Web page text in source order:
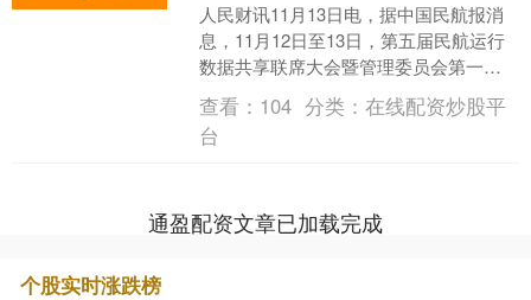
人民财讯11月13日电，据中国民航报消
息，11月12日至13日，第五届民航运行
数据共享联席大会暨管理委员会第一次
会议在西安召开。 经会议审议通过，中
国南方货运航....
查看： 104 分类：在线配资炒股平
台
通盈配资文章已加载完成
个股实时涨跌榜